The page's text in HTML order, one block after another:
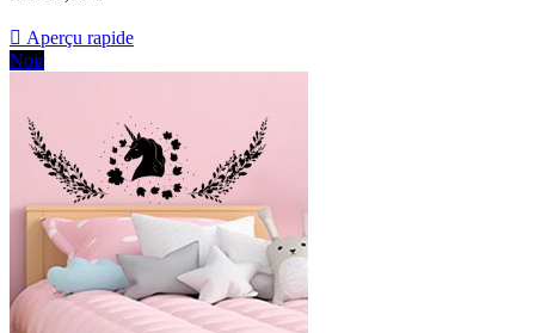
 Aperçu rapide
Noir